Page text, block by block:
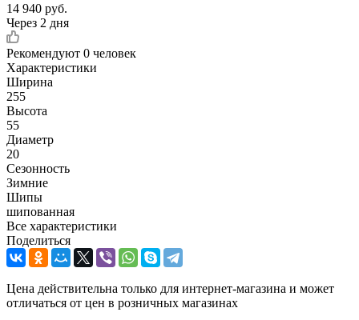
14 940 руб.
Через 2 дня
Рекомендуют 0 человек
Характеристики
Ширина
255
Высота
55
Диаметр
20
Сезонность
Зимние
Шипы
шипованная
Все характеристики
Поделиться
Цена действительна только для интернет-магазина и может
отличаться от цен в розничных магазинах